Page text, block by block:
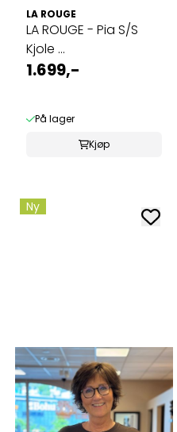
LA ROUGE
LA ROUGE - Pia S/S
Kjole ...
1.699,-
På lager
Kjøp
Ny